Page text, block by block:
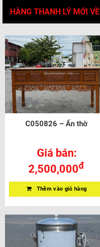
HÀNG THANH LÝ MỚI VỀ
C050826 – Ấn thờ
Giá bán:
2,500,000đ
Thêm vào giỏ hàng